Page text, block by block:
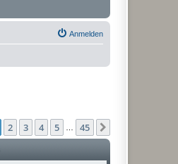
Anmelden
von45
2 3 4 5 45